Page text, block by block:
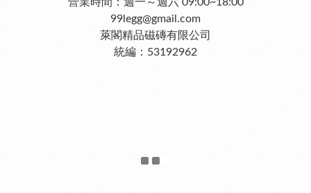
99legg@gmail.com
萊閣精品磁磚有限公司
統編：53192962